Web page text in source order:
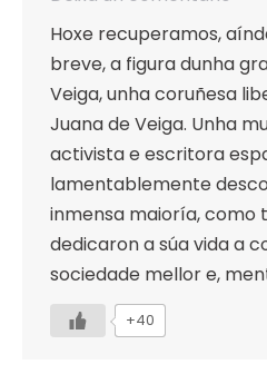
Hoxe recuperamos,
breve, a figura dunha
Veiga, unha coruñesa
Juana de Veiga. Unha
activista e escritora
lamentablemente
inmensa maioría, como
dedicaron a súa vida a
sociedade mellor e,
+40